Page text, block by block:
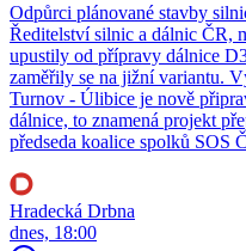
Odpůrci plánované stavby
Ředitelství silnic a dálnic ČR,
upustily od přípravy dálnice
zaměřily se na jižní variantu.
Turnov - Úlibice je nově
dálnice, to znamená projekt
předseda koalice spolků SOS
Hradecká Drbna
dnes, 18:00